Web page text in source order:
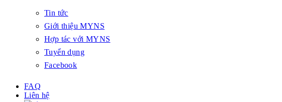
Tin tức
Giới thiệu MYNS
Hợp tác với MYNS
Tuyển dụng
Facebook
FAQ
Liên hệ